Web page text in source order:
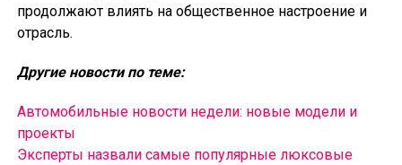
продолжают влиять на общественное настроение и
отрасль.
Другие новости по теме:
Автомобильные новости недели: новые модели и
проекты
Эксперты назвали самые популярные люксовые